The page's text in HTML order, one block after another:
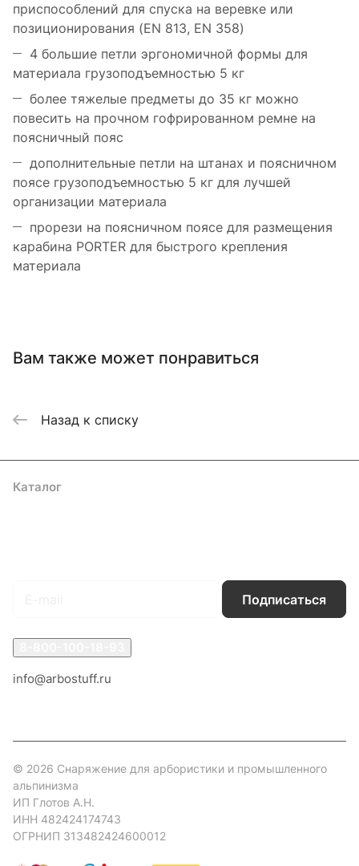
приспособлений для спуска на веревке или
позиционирования (EN 813, EN 358)
4 большие петли эргономичной формы для
материала грузоподъемностью 5 кг
более тяжелые предметы до 35 кг можно
повесить на прочном гофрированном ремне на
поясничный пояс
дополнительные петли на штанах и поясничном
поясе грузоподъемностью 5 кг для лучшей
организации материала
прорези на поясничном поясе для размещения
карабина PORTER для быстрого крепления
материала
Вам также может понравиться
Назад к списку
Каталог
Подписаться
info@arbostuff.ru
© 2026 Снаряжение для арбористики и промышленного
альпинизма
ИП Глотов А.Н.
ИНН 482424174743
ОГРНИП 313482424600012